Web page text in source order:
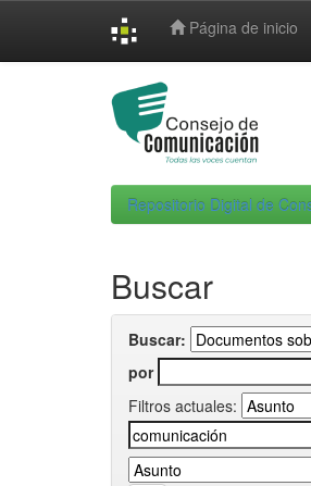
Página de inicio
Repositorio Digital de
Buscar
Buscar:
por
Filtros actuales: